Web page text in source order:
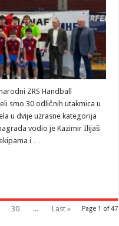
ZRS Handball
smo 30 odličnih utakmica u
u dvije uzrasne kategorija
vodio je Kazimir Ilijaš
i …
Page 1 of 47
30 ... Last »